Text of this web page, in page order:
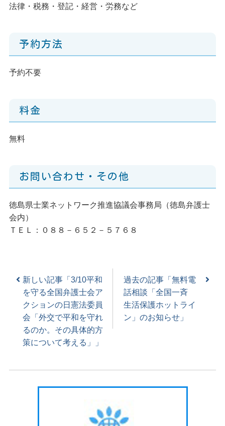
法律・税務・登記・経営・労務など
予約方法
予約不要
料金
無料
お問い合わせ・その他
徳島県士業ネットワーク推進協議会事務局（徳島弁護士
会内）
ＴＥＬ：０８８－６５２－５７６８
過去の記事「無料電
話相談「全国一斉
生活保護ホットライ
ン」のお知らせ」
新しい記事「3/10平和
を守る全国弁護士会ア
クションの日憲法委員
会「外交で平和を守れ
るのか。その具体的方
策について考える」」